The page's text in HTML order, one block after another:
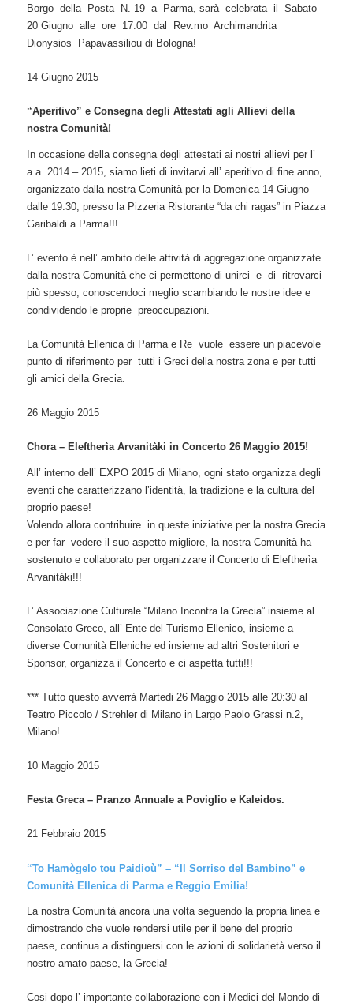
Borgo della Posta N. 19 a Parma, sarà celebrata il Sabato
20 Giugno alle ore 17:00 dal Rev.mo Archimandrita
Dionysios Papavassiliou di Bologna!
14 Giugno 2015
“Aperitivo” e Consegna degli Attestati agli Allievi della
nostra Comunità!
In occasione della consegna degli attestati ai nostri allievi per l’
a.a. 2014 – 2015, siamo lieti di invitarvi all’ aperitivo di fine anno,
organizzato dalla nostra Comunità per la Domenica 14 Giugno
dalle 19:30, presso la Pizzeria Ristorante “da chi ragas” in Piazza
Garibaldi a Parma!!!
L’ evento è nell’ ambito delle attività di aggregazione organizzate
dalla nostra Comunità che ci permettono di unirci e di ritrovarci
più spesso, conoscendoci meglio scambiando le nostre idee e
condividendo le proprie preoccupazioni.
La Comunità Ellenica di Parma e Re vuole essere un piacevole
punto di riferimento per tutti i Greci della nostra zona e per tutti
gli amici della Grecia.
26 Maggio 2015
Chora – Eleftherìa Arvanitàki in Concerto 26 Maggio 2015!
All’ interno dell’ EXPO 2015 di Milano, ogni stato organizza degli
eventi che caratterizzano l’identità, la tradizione e la cultura del
proprio paese!
Volendo allora contribuire in queste iniziative per la nostra Grecia
e per far vedere il suo aspetto migliore, la nostra Comunità ha
sostenuto e collaborato per organizzare il Concerto di Eleftherìa
Arvanitàki!!!
L’ Associazione Culturale “Milano Incontra la Grecia” insieme al
Consolato Greco, all’ Ente del Turismo Ellenico, insieme a
diverse Comunità Elleniche ed insieme ad altri Sostenitori e
Sponsor, organizza il Concerto e ci aspetta tutti!!!
*** Tutto questo avverrà Martedi 26 Maggio 2015 alle 20:30 al
Teatro Piccolo / Strehler di Milano in Largo Paolo Grassi n.2,
Milano!
10 Maggio 2015
Festa Greca – Pranzo Annuale a Poviglio e Kaleidos.
21 Febbraio 2015
“To Hamògelo tou Paidioù” – “Il Sorriso del Bambino” e
Comunità Ellenica di Parma e Reggio Emilia!
La nostra Comunità ancora una volta seguendo la propria linea e
dimostrando che vuole rendersi utile per il bene del proprio
paese, continua a distinguersi con le azioni di solidarietà verso il
nostro amato paese, la Grecia!
Cosi dopo l’ importante collaborazione con i Medici del Mondo di